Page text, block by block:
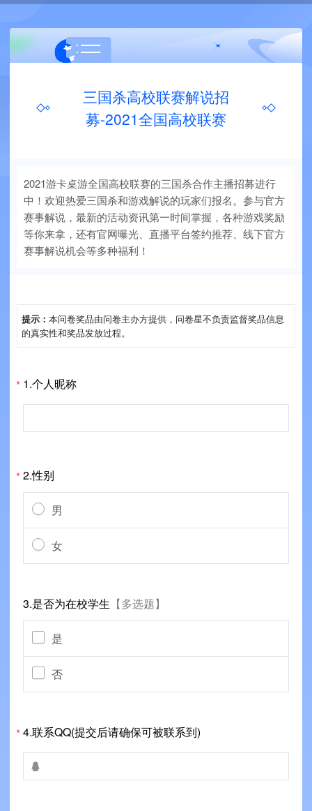
三国杀高校联赛解说招
募-2021全国高校联赛
2021游卡桌游全国高校联赛的三国杀合作主播招募进行
中！欢迎热爱三国杀和游戏解说的玩家们报名。参与官方
赛事解说，最新的活动资讯第一时间掌握，各种游戏奖励
等你来拿，还有官网曝光、直播平台签约推荐、线下官方
赛事解说机会等多种福利！
提示： 本问卷奖品由问卷主办方提供，问卷星不负责监督奖品信息
的真实性和奖品发放过程。
* 1.个人昵称
*2.性别
男
女
3.是否为在校学生 【多选题】
是
否
*4.联系QQ(提交后请确保可被联系到)
